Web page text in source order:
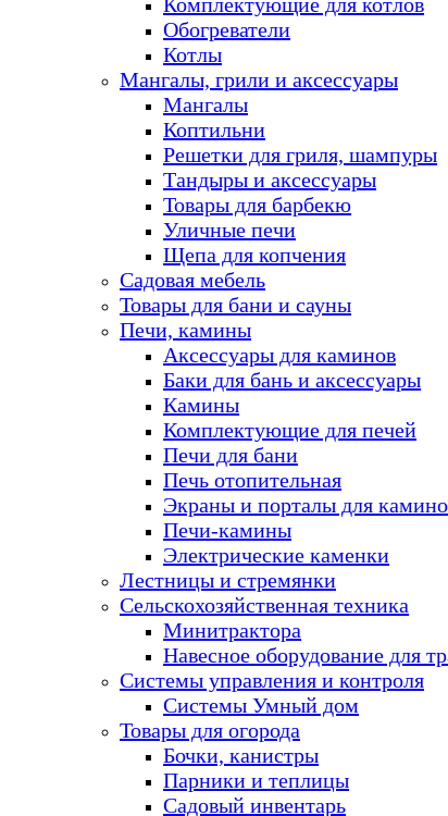
Обогреватели
Котлы
Мангалы, грили и аксессуары
Мангалы
Коптильни
Решетки для гриля, шампуры
Тандыры и аксессуары
Товары для барбекю
Уличные печи
Щепа для копчения
Садовая мебель
Товары для бани и сауны
Печи, камины
Аксессуары для каминов
Баки для бань и аксессуары
Камины
Комплектующие для печей
Печи для бани
Печь отопительная
Экраны и порталы для
Печи-камины
Электрические каменки
Лестницы и стремянки
Сельскохозяйственная техника
Минитрактора
Навесное оборудование для
Системы управления и контроля
Системы Умный дом
Товары для огорода
Бочки, канистры
Парники и теплицы
Садовый инвентарь